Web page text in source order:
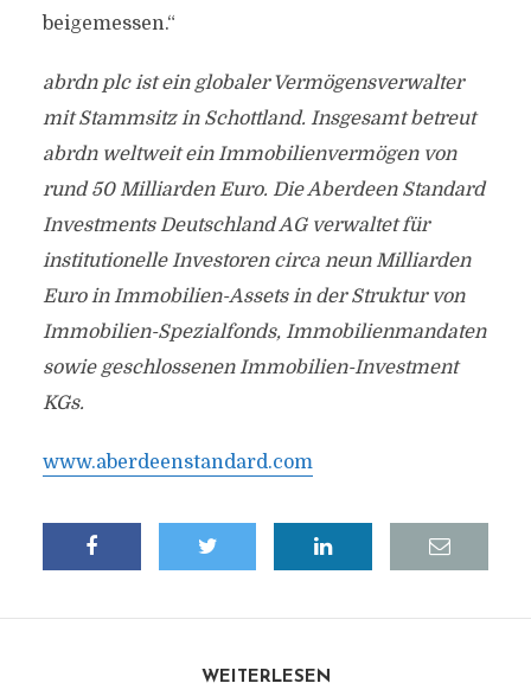
beigemessen.“
abrdn plc ist ein globaler Vermögensverwalter
mit Stammsitz in Schottland. Insgesamt betreut
abrdn weltweit ein Immobilienvermögen von
rund 50 Milliarden Euro. Die Aberdeen Standard
Investments Deutschland AG verwaltet für
institutionelle Investoren circa neun Milliarden
Euro in Immobilien-Assets in der Struktur von
Immobilien-Spezialfonds, Immobilienmandaten
sowie geschlossenen Immobilien-Investment
KGs.
www.aberdeenstandard.com
WEITERLESEN